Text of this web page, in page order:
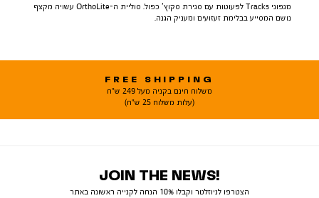
מגפוני Tracks לפעוטות עם סגירת סקוץ’ כפול. סוליית ה-OrthoLite עשויה מקצף
נושם המסייע בבלימת זעזועים ומעניק הגנה.
FREE SHIPPING
משלוח חינם בקניה מעל 249 ש"ח
(עלות משלוח 25 ש"ח)
JOIN THE NEWS!
הצטרפו לניוזלטר וקבלו 10% הנחה לקנייה ראשונה באתר